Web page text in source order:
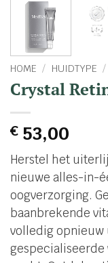
HOME / HUIDTYPE /
Crystal
€53,00
Herstel het
nieuwe alles-in-
oogverzorging.
baanbrekende
volledig opnieuw
gespecialiseerde